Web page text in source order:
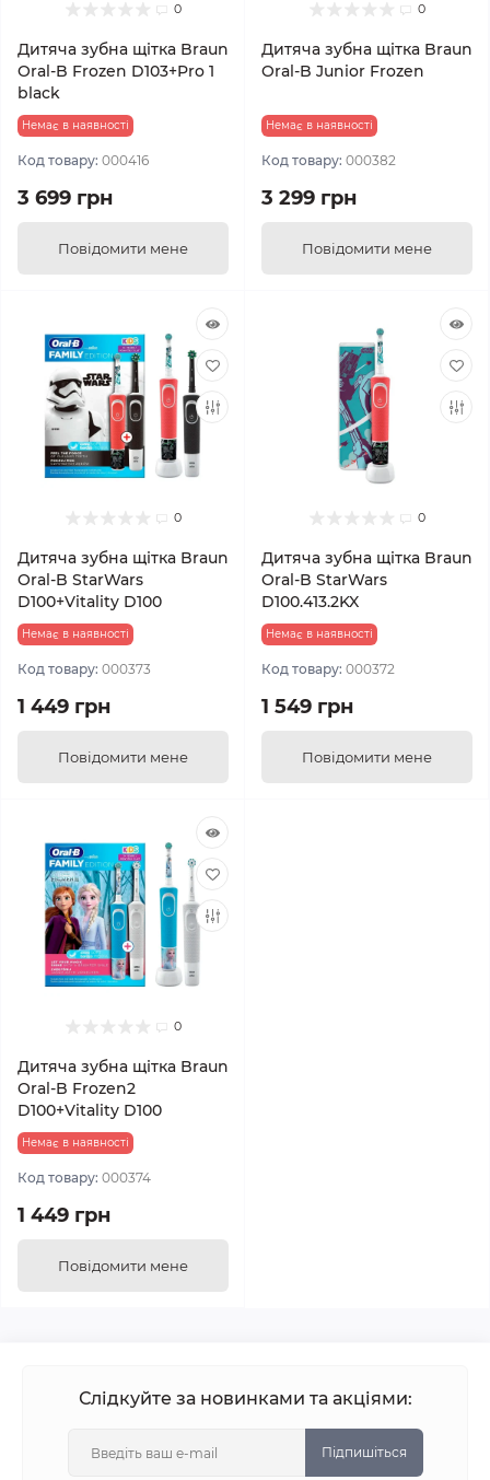
0
Дитяча зубна щітка Braun
Oral-B Frozen D103+Pro 1
black
Немає в наявності
Код товару: 000416
3 699 грн
Повідомити мене
0
Дитяча зубна щітка Braun
Oral-B Junior Frozen
Немає в наявності
Код товару: 000382
3 299 грн
Повідомити мене
0
Дитяча зубна щітка Braun
Oral-B StarWars
D100+Vitality D100
Немає в наявності
Код товару: 000373
1 449 грн
Повідомити мене
0
Дитяча зубна щітка Braun
Oral-B StarWars
D100.413.2KX
Немає в наявності
Код товару: 000372
1 549 грн
Повідомити мене
0
Дитяча зубна щітка Braun
Oral-B Frozen2
D100+Vitality D100
Немає в наявності
Код товару: 000374
1 449 грн
Повідомити мене
Слідкуйте за новинками та акціями:
Підпишіться